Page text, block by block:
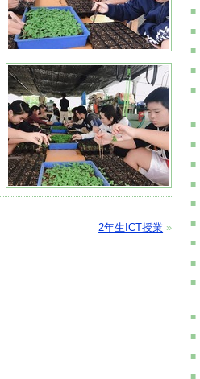
2年生ICT授業 »
■
■
■
■
■
■
■
■
■
■
■
■
■
■
■
■
■
■